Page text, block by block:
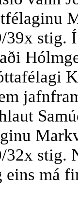
39x stig. Í
stig.
eins má